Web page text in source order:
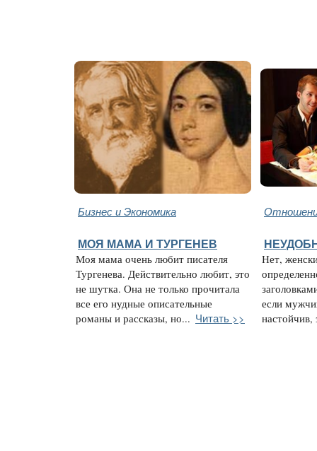
Бизнес и Экономика
МОЯ МАМА И ТУРГЕНЕВ
Моя мама очень любит писателя
Тургенева. Действительно любит, это
не шутка. Она не только прочитала
все его нудные описательные
романы и рассказы, но... Читать >>
Нет,
если
настойчив,